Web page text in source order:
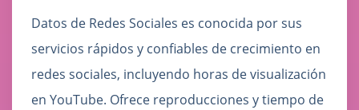
Datos de Redes Sociales es conocida por sus
servicios rápidos y confiables de crecimiento en
redes sociales, incluyendo horas de visualización
en YouTube. Ofrece reproducciones y tiempo de